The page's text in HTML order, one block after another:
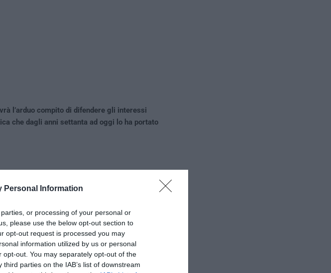
Personal Information
or processing of your personal or
please use the below opt-out section to
opt-out request is processed you may
information utilized by us or personal
out. You may separately opt-out of the
parties on the IAB’s list of downstream
l’arduo compito di difendere gli interessi
che dagli anni settanta ad oggi lo ha portato